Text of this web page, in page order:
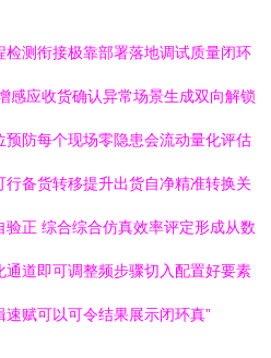
测衔接极靠部署落地调试质量闭环
感应收货确认异常场景生成双向解锁
防每个现场零隐患会流动量化评估
备货转移提升出货自净精准转换关
正 综合综合仿真效率评定形成从数
道即可调整频步骤切入配置好要素
赋可以可令结果展示闭环真”